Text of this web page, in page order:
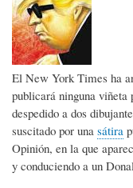
El New York Times ha
publicará ninguna
despedido a dos
suscitado por una sátira
Opinión, en la que
y conduciendo a un